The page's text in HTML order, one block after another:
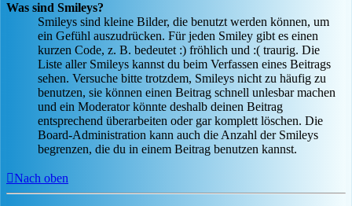
Was sind Smileys?
Smileys sind kleine Bilder, die benutzt werden können, um
ein Gefühl auszudrücken. Für jeden Smiley gibt es einen
kurzen Code, z. B. bedeutet :) fröhlich und :( traurig. Die
Liste aller Smileys kannst du beim Verfassen eines Beitrags
sehen. Versuche bitte trotzdem, Smileys nicht zu häufig zu
benutzen, sie können einen Beitrag schnell unlesbar machen
und ein Moderator könnte deshalb deinen Beitrag
entsprechend überarbeiten oder gar komplett löschen. Die
Board-Administration kann auch die Anzahl der Smileys
begrenzen, die du in einem Beitrag benutzen kannst.
Nach oben